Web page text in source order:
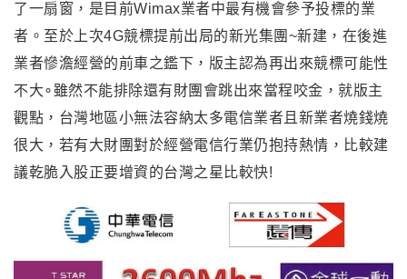
了一扇窗 ， 是目前Wimax業者中最有機會參予投標的業
者 。至於上次4G競標提前出局的新光集團~新建 ，在後進
業者慘澹經營的前車之鑑下 ， 版主認為再出來競標可能性
不大∘雖然不能排除還有財團會跳出來當程咬金，就版主
觀點，台灣地區小無法容納太多電信業者且新業者燒錢燒
很大 ，若有大財團對於經營電信行業仍抱持熱情 ，比較建
議乾脆入股正要增資的台灣之星比較快!